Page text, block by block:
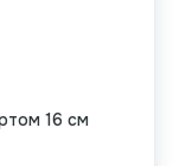
16 см